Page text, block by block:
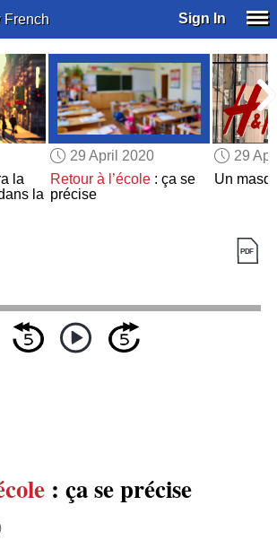
French Sign In
la
la
29 April 2020
Retour à l’école: ça se
précise
29
Un
: ça se précise